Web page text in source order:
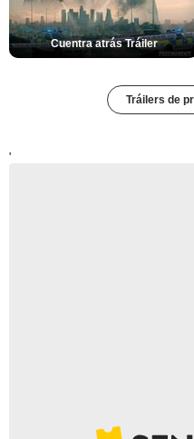
Cuentra atrás Tráiler
Tráilers de
'